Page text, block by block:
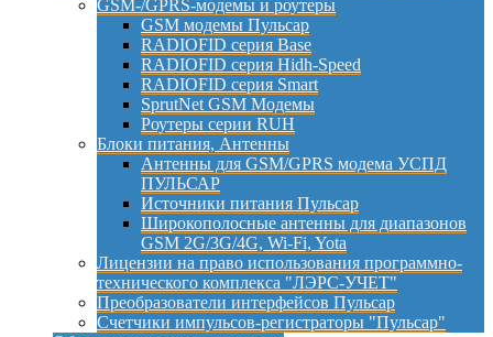
GSM-/GPRS-модемы и роутеры
GSM модемы Пульсар
RADIOFID серия Base
RADIOFID серия Hidh-Speed
RADIOFID серия Smart
SprutNet GSM Модемы
Роутеры серии RUH
Блоки питания, Антенны
Антенны для GSM/GPRS модема УСПД
ПУЛЬСАР
Источники питания Пульсар
Широкополосные антенны для диапазонов
GSM 2G/3G/4G, Wi-Fi, Yota
Лицензии на право использования программно-
технического комплекса "ЛЭРС-УЧЕТ"
Преобразователи интерфейсов Пульсар
Счетчики импульсов-регистраторы "Пульсар"